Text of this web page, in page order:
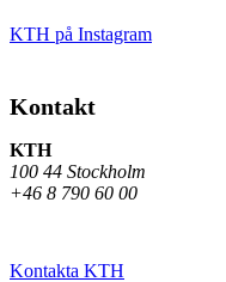
KTH på Instagram
Kontakt
KTH
100 44 Stockholm
+46 8 790 60 00
Kontakta KTH